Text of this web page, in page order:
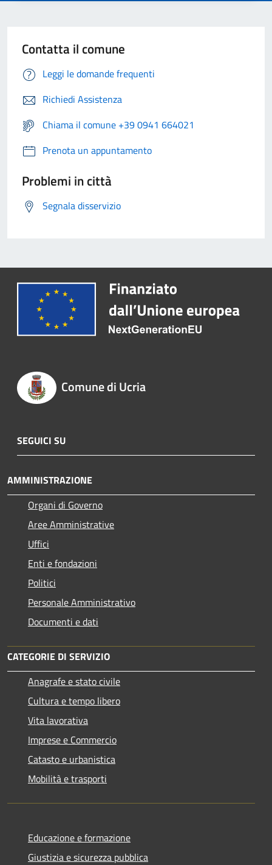
Contatta il comune
Leggi le domande frequenti
Richiedi Assistenza
Chiama il comune +39 0941 664021
Prenota un appuntamento
Problemi in città
Segnala disservizio
Comune di Ucria
SEGUICI SU
AMMINISTRAZIONE
Organi di Governo
Aree Amministrative
Uffici
Enti e fondazioni
Politici
Personale Amministrativo
Documenti e dati
CATEGORIE DI SERVIZIO
Anagrafe e stato civile
Cultura e tempo libero
Vita lavorativa
Imprese e Commercio
Catasto e urbanistica
Mobilità e trasporti
Educazione e formazione
Giustizia e sicurezza pubblica